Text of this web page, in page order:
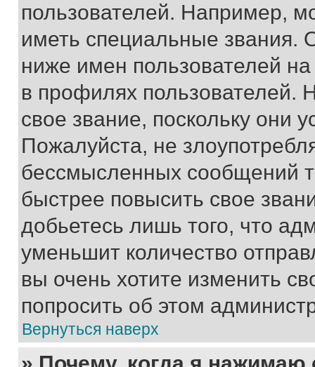
пользователей. Например,
иметь специальные звания.
ниже имен пользователей
в профилях
свое звание, поскольку они
Пожалуйста, не
бессмысленных сообщений
быстрее повысить свое
добьетесь лишь того, что
уменьшит количество
вы очень хотите изменить
попросить об этом
Вернуться наверх